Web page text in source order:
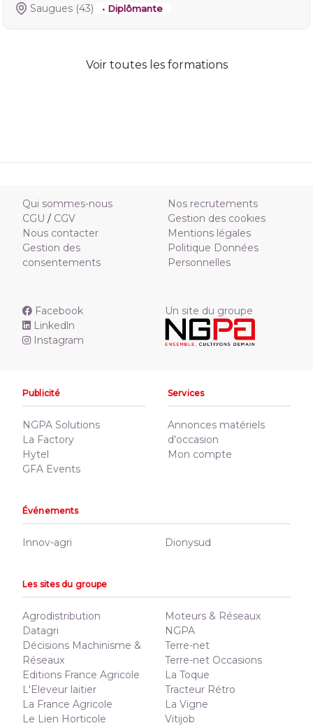
Saugues (43) • Diplômante
Voir toutes les formations
Qui sommes-nous
CGU / CGV
Nous contacter
Gestion des
consentements
Nos recrutements
Gestion des cookies
Mentions légales
Politique Données
Personnelles
Facebook
Linkedln
Instagram
Un site du groupe
Publicité
NGPA Solutions
La Factory
Hytel
GFA Events
Services
Annonces matériels
d'occasion
Mon compte
Événements
Innov-agri Dionysud
Les sites du groupe
Agrodistribution
Datagri
Décisions Machinisme &
Réseaux
Editions France Agricole
L'Eleveur laitier
La France Agricole
Le Lien Horticole
Moteurs & Réseaux
NGPA
Terre-net
Terre-net Occasions
La Toque
Tracteur Rétro
La Vigne
Vitijob